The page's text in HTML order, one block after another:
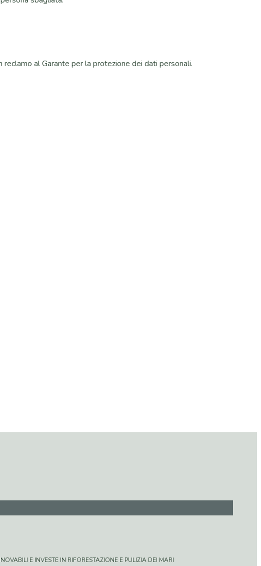
al Garante per la protezione dei dati personali.
E INVESTE IN RIFORESTAZIONE E PULIZIA DEI MARI